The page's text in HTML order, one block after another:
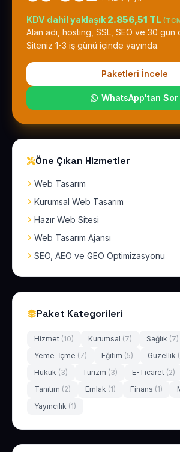
KDV dahil yaklaşık 2.856,51 TL
Alan adı, hosting, SSL, SEO ve 30 gün
Siteniz 1-3 iş günü içinde yayında.
Paketleri İncele
WhatsApp'tan Sor
Öne Çıkan Hizmetler
Web Tasarım
Kurumsal Web Tasarım
Hazır Web Sitesi
Web Tasarım Ajansı
SEO, AEO ve GEO Optimizasyonu
Paket Kategorileri
Hizmet (10) Kurumsal (7) Sağlık (7)
Yeme-İçme (7) Eğitim (5) Güzellik
Hukuk (3) Turizm (3) E-Ticaret (2)
Tanıtım (2) Emlak (1) Finans (1)
Yayıncılık (1)